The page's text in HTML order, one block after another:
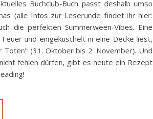
Buchclub-Buch passt deshalb umso
(alle Infos zur Leserunde findet ihr hier:
die perfekten Summerween-Vibes. Eine
und eingekuschelt in eine Decke liest,
(31. Oktober bis 2. November). Und
fehlen dürfen, gibt es heute ein Rezept